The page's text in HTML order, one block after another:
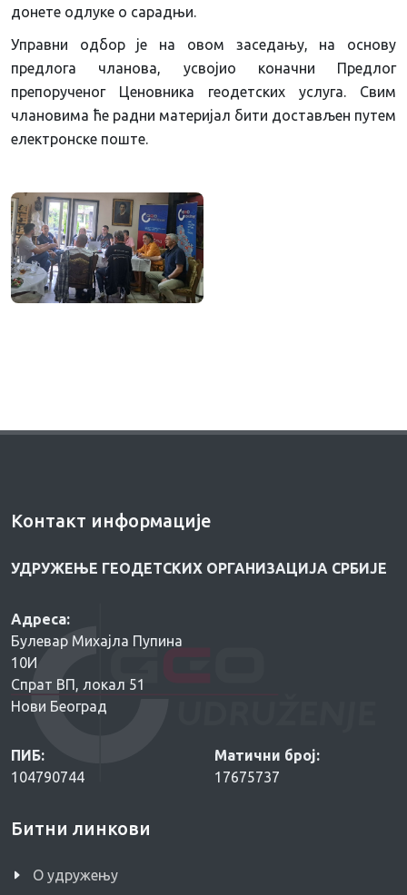
донете одлуке о сарадњи.
Управни одбор је на овом заседању, на основу
предлога чланова, усвојио коначни Предлог
препорученог Ценовника геодетских услуга. Свим
члановима ће радни материјал бити достављен путем
електронске поште.
Контакт информације
УДРУЖЕЊЕ ГЕОДЕТСКИХ ОРГАНИЗАЦИЈА СРБИЈЕ
Адреса:
Булевар Михајла Пупина
10И
Спрат ВП, локал 51
Нови Београд
ПИБ:
104790744
Матични број:
17675737
Битни линкови
O удружењу